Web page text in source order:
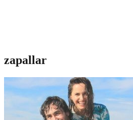
zapallar